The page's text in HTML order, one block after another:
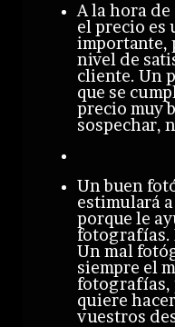
A la hora
el precio es
importante,
nivel de
cliente. Un
que se
precio muy
sospechar,
Un buen
estimulará
porque le
fotografías.
Un mal
siempre el
fotografías,
quiere
vuestros